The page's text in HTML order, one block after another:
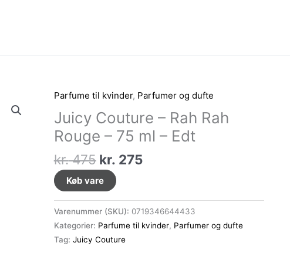
Parfume til kvinder, Parfumer og dufte
Juicy Couture – Rah Rah
Rouge – 75 ml – Edt
kr.475 Den
oprindelige
pris
var:
kr. 475.
kr. 275Den
er:
kr. 275.
Køb vare
Varenummer (SKU): 0719346644433
Kategorier: Parfume til kvinder, Parfumer og dufte
Tag: Juicy Couture